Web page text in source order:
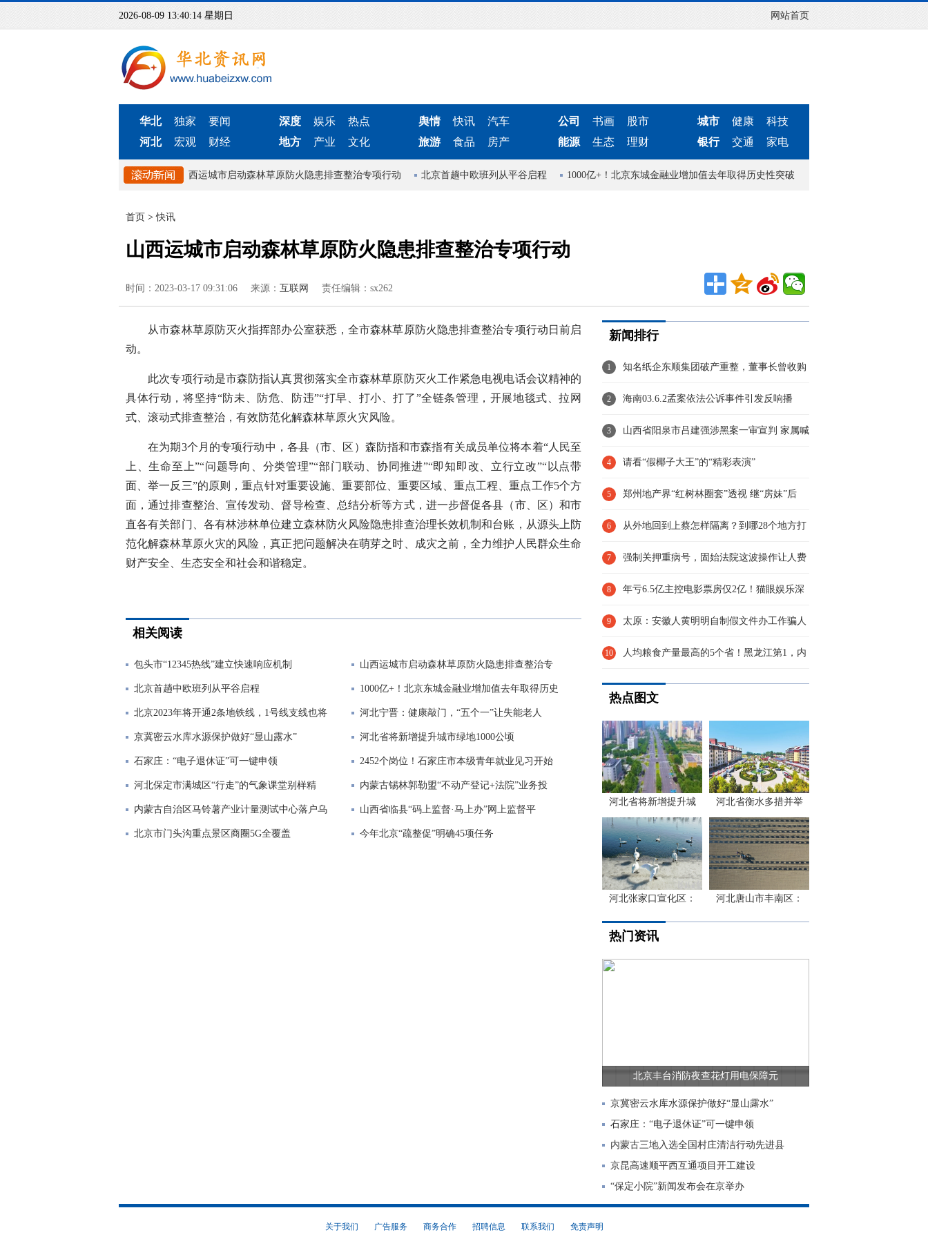
2026-08-09 13:40:15 星期日 网站首页
华北 独家
要闻
河北
宏观 财经
深度 娱乐
热点
地方
产业 文化
舆情 快讯
汽车
旅游
食品 房产
公司 书画
股市
能源
生态 理财
城市 健康
科技
银行
交通 家电
市“12345热线”建立快速响应机制 山西运城市启动森林草原防火隐患排查整治专项行动 北京首趟中欧班列从平谷启程 1000亿+！北京东城金融业增加值去年取得历史性突破
首页 >快讯
山西运城市启动森林草原防火隐患排查整治专项行动
时间：2023-03-17 09:31:06 来源： 互联网 责任编辑：sx262
从市森林草原防灭火指挥部办公室获悉，全市森林草原防火隐患排查整治专项行动日前启
动。
此次专项行动是市森防指认真贯彻落实全市森林草原防灭火工作紧急电视电话会议精神的
具体行动，将坚持“防未、防危、防违”“打早、打小、打了”全链条管理，开展地毯式、拉网
式、滚动式排查整治，有效防范化解森林草原火灾风险。
在为期3个月的专项行动中，各县（市、区）森防指和市森指有关成员单位将本着“人民至
上、生命至上”“问题导向、分类管理”“部门联动、协同推进”“即知即改、立行立改”“以点带
面、举一反三”的原则，重点针对重要设施、重要部位、重要区域、重点工程、重点工作5个方
面，通过排查整治、宣传发动、督导检查、总结分析等方式，进一步督促各县（市、区）和市
直各有关部门、各有林涉林单位建立森林防火风险隐患排查治理长效机制和台账，从源头上防
范化解森林草原火灾的风险，真正把问题解决在萌芽之时、成灾之前，全力维护人民群众生命
财产安全、生态安全和社会和谐稳定。
相关阅读
包头市“12345热线”建立快速响应机制 山西运城市启动森林草原防火隐患排查整治专
北京首趟中欧班列从平谷启程 1000亿+！北京东城金融业增加值去年取得历史
北京2023年将开通2条地铁线，1号线支线也将 河北宁晋：健康敲门，“五个一”让失能老人
京冀密云水库水源保护做好“显山露水” 河北省将新增提升城市绿地1000公顷
石家庄：“电子退休证”可一键申领 2452个岗位！石家庄市本级青年就业见习开始
河北保定市满城区“行走”的气象课堂别样精 内蒙古锡林郭勒盟“不动产登记+法院”业务投
内蒙古自治区马铃薯产业计量测试中心落户乌 山西省临县“码上监督·马上办”网上监督平
北京市门头沟重点景区商圈5G全覆盖 今年北京“疏整促”明确45项任务
新闻排行
1 知名纸企东顺集团破产重整，董事长曾收购
港
2 海南03.6.2孟案依法公诉事件引发反响播
3 山西省阳泉市吕建强涉黑案一审宣判 家属喊
冤
4 请看“假椰子大王”的“精彩表演”
5 郑州地产界“红树林圈套”透视 继“房妹”后
6 从外地回到上蔡怎样隔离？到哪28个地方打
疫
7 强制关押重病号，固始法院这波操作让人费
解
8 年亏6.5亿主控电影票房仅2亿！猫眼娱乐深
耕
9 太原：安徽人黄明明自制假文件办工作骗人
累
10 人均粮食产量最高的5个省！黑龙江第1，内
蒙
热点图文
河北省将新增提升城 河北省衡水多措并举
河北张家口宣化区： 河北唐山市丰南区：
热门资讯
北京丰台消防夜查花灯用电保障元
京冀密云水库水源保护做好“显山露水”
石家庄：“电子退休证”可一键申领
内蒙古三地入选全国村庄清洁行动先进县
京昆高速顺平西互通项目开工建设
“保定小院”新闻发布会在京举办
关于我们 广告服务 商务合作 招聘信息 联系我们 免责声明